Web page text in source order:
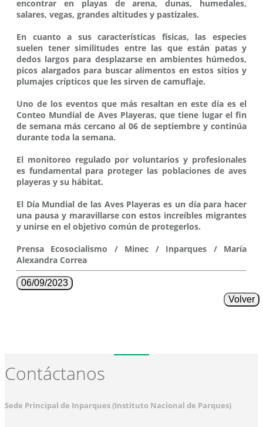
encontrar en playas de arena, dunas, humedales,
salares, vegas, grandes altitudes y pastizales.
En cuanto a sus características físicas, las especies
suelen tener similitudes entre las que están patas y
dedos largos para desplazarse en ambientes húmedos,
picos alargados para buscar alimentos en estos sitios y
plumajes crípticos que les sirven de camuflaje.
Uno de los eventos que más resaltan en este día es el
Conteo Mundial de Aves Playeras, que tiene lugar el fin
de semana más cercano al 06 de septiembre y continúa
durante toda la semana.
El monitoreo regulado por voluntarios y profesionales
es fundamental para proteger las poblaciones de aves
playeras y su hábitat.
El Día Mundial de las Aves Playeras es un día para hacer
una pausa y maravillarse con estos increíbles migrantes
y unirse en el objetivo común de protegerlos.
Prensa Ecosocialismo / Minec / Inparques / María
Alexandra Correa
06/09/2023
Volver
Contáctanos
Sede Principal de Inparques (Instituto Nacional de Parques)